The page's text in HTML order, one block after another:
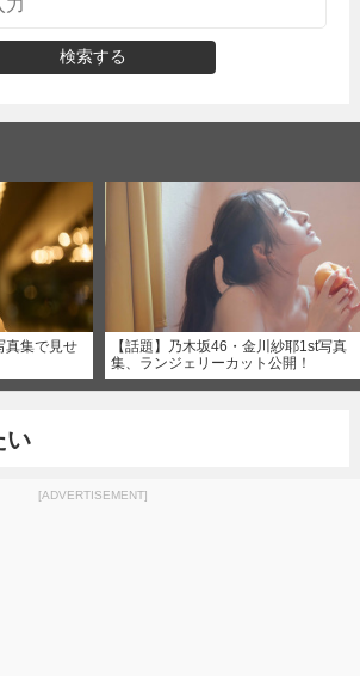
検索する
真集で見せ
【話題】乃木坂46・金川紗耶1st写真
集、ランジェリーカット公開！
い
[ADVERTISEMENT]